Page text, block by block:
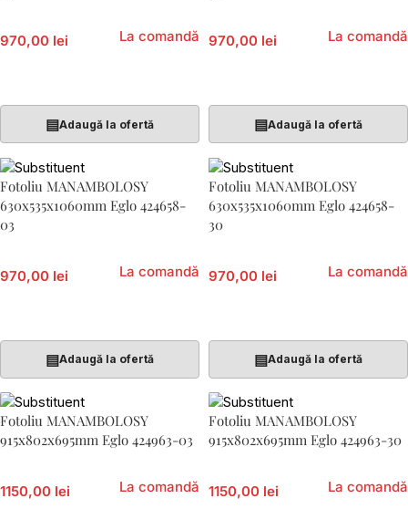
970,00 lei La comandă
▤Adaugă la ofertă
970,00 lei La comandă
▤Adaugă la ofertă
Fotoliu MANAMBOLOSY
630x535x1060mm Eglo 424658-
03
970,00 lei La comandă
▤Adaugă la ofertă
Fotoliu MANAMBOLOSY
630x535x1060mm Eglo 424658-
30
970,00 lei La comandă
▤Adaugă la ofertă
Fotoliu MANAMBOLOSY
915x802x695mm Eglo 424963-03
1150,00 lei La comandă
Fotoliu MANAMBOLOSY
915x802x695mm Eglo 424963-30
1150,00 lei La comandă